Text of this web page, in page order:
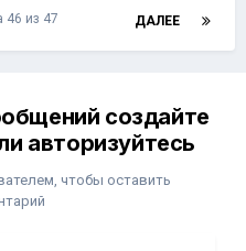
ДАЛЕЕ
46 из 47
создайте
авторизуйтесь
чтобы оставить